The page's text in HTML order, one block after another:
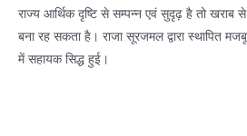
राज्य आर्थिक दृष्टि से सम्पन्न एवं सुदृढ़ है तो खराब
बना रह सकता है। राजा सूरजमल द्वारा स्थापित
में सहायक सिद्ध हुई।